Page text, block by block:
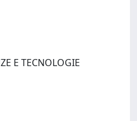
E TECNOLOGIE